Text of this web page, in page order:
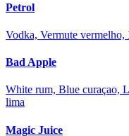
Petrol
Vodka, Vermute
Bad Apple
White rum, Blue curaçao,
lima
Magic Juice